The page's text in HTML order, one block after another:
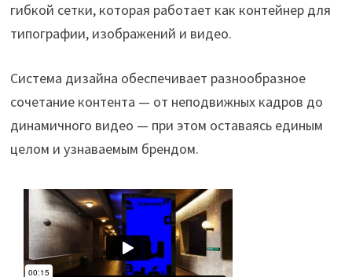
гибкой сетки, которая работает как контейнер для
типографии, изображений и видео.
Система дизайна обеспечивает разнообразное
сочетание контента — от неподвижных кадров до
динамичного видео — при этом оставаясь единым
целом и узнаваемым брендом.